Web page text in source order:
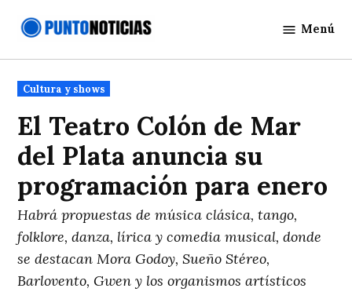
Noticias
Menú
Publicado
en
Cultura y shows
El Teatro Colón de Mar
del Plata anuncia su
programación para enero
Habrá propuestas de música clásica, tango,
folklore, danza, lírica y comedia musical, donde
se destacan Mora Godoy, Sueño Stéreo,
Barlovento, Gwen y los organismos artísticos